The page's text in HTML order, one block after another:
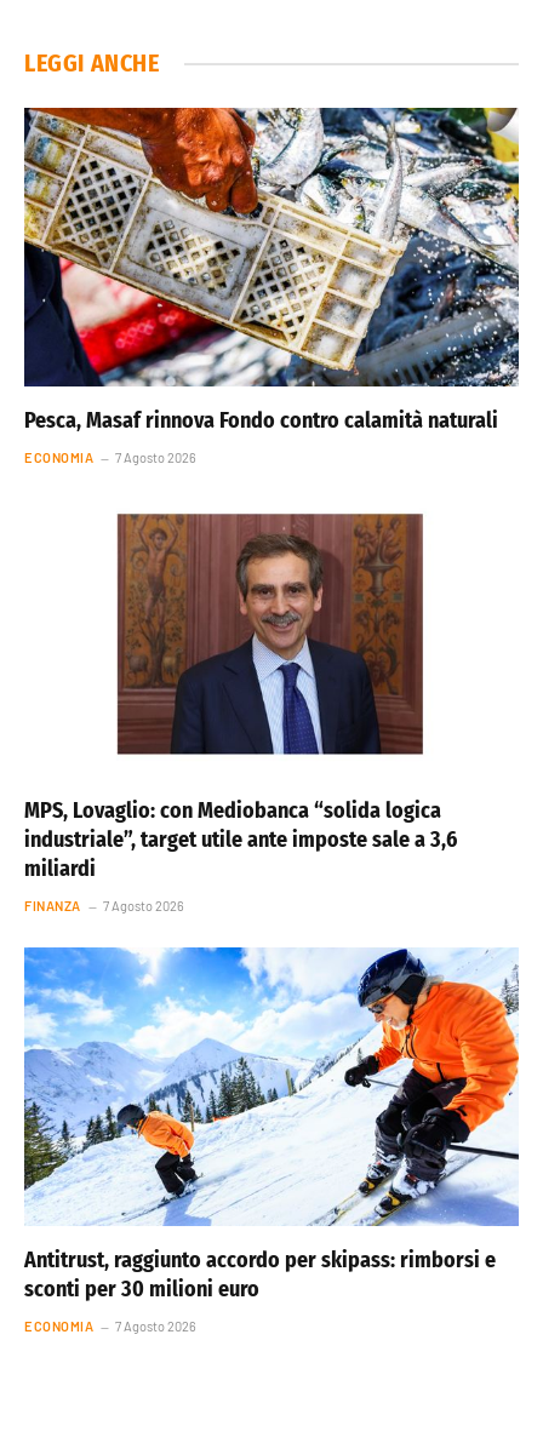
LEGGI ANCHE
Pesca, Masaf rinnova Fondo contro calamità naturali
ECONOMIA 7 Agosto 2026
MPS, Lovaglio: con Mediobanca “solida logica
industriale”, target utile ante imposte sale a 3,6
miliardi
FINANZA 7 Agosto 2026
Antitrust, raggiunto accordo per skipass: rimborsi e
sconti per 30 milioni euro
ECONOMIA 7 Agosto 2026